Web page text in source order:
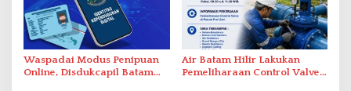
Waspadai Modus Penipuan
Online, Disdukcapil Batam
Air Batam Hilir Lakukan
Pemeliharaan Control Valve,